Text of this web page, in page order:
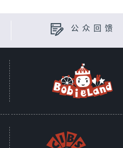
公众回馈